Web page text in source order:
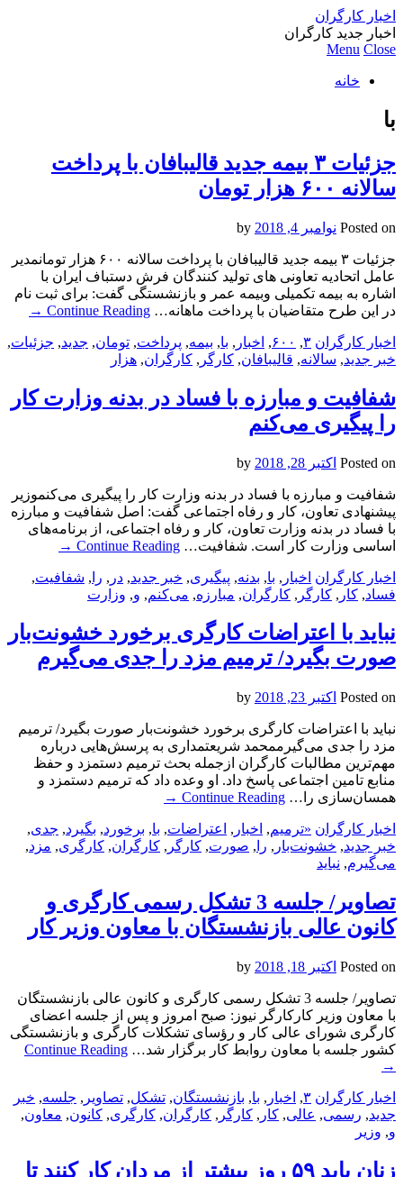
اخبار کارگران
اخبار جدید کارگران
Menu Close
خانه
با
جزئیات ۳ بیمه جدید قالیبافان با پرداخت
سالانه ۶۰۰ هزار تومان
Posted on نوامبر 4, 2018
جزئیات ۳ بیمه جدید قالیبافان با پرداخت سالانه ۶۰۰ هزار تومانمدیر
عامل اتحادیه تعاونی های تولید کنندگان فرش دستباف ایران با
اشاره به بیمه تکمیلی وبیمه عمر و بازنشستگی گفت: برای ثبت نام
در این طرح متقاضیان با پرداخت ماهانه… Continue Reading
→
اخبار کارگران ۳, ۶۰۰, اخبار , با, بیمه, پرداخت, تومان, جدید, جزئیات,
خبر جدید, سالانه, قالیبافان, کارگر , کارگران, هزار
شفافیت و مبارزه با فساد در بدنه وزارت کار
را پیگیری می‌کنم
Posted on اکتبر 28, 2018
شفافیت و مبارزه با فساد در بدنه وزارت کار را پیگیری می‌کنموزیر
پیشنهادی تعاون، کار و رفاه اجتماعی گفت: اصل شفافیت و مبارزه
با فساد در بدنه وزارت تعاون، کار و رفاه اجتماعی، از برنامه‌های
اساسی وزارت کار است. شفافیت… Continue Reading
→
اخبار کارگران اخبار , با, بدنه, پیگیری, خبر جدید, در , را , شفافیت,
فساد, کار , کارگر , کارگران, مبارزه, می‌کنم, و, وزارت
نباید با اعتراضات کارگری برخورد خشونت‌بار
صورت بگیرد/ ترمیم مزد را جدی می‌گیرم
Posted on اکتبر 23, 2018
نباید با اعتراضات کارگری برخورد خشونت‌بار صورت بگیرد/ ترمیم
مزد را جدی می‌گیرممحمد شریعتمداری به پرسش‌هایی درباره
مهم‌ترین مطالبات کارگران ازجمله بحث ترمیم دستمزد و حفظ
منابع تامین اجتماعی پاسخ داد. او وعده داد که ترمیم دستمزد و
همسان‌سازی را… Continue Reading
→
اخبار کارگران «ترمیم, اخبار , اعتراضات, با, برخورد, بگیرد, جدی,
خبر جدید, خشونت‌بار , را , صورت, کارگر , کارگران, کارگری, مزد,
می‌گیرم, نباید
تصاویر/ جلسه 3 تشکل رسمی کارگری و
کانون عالی بازنشستگان با معاون وزیر کار
Posted on اکتبر 18, 2018
تصاویر/ جلسه 3 تشکل رسمی کارگری و کانون عالی بازنشستگان
با معاون وزیر کارکارگر نیوز: صبح امروز و پس از جلسه اعضای
کارگری شورای عالی کار و رؤسای تشکلات کارگری و بازنشستگی
کشور جلسه با معاون روابط کار برگزار شد… Continue Reading
→
اخبار کارگران ۳, اخبار , با, بازنشستگان, تشکل, تصاویر , جلسه, خبر
جدید, رسمی, عالی, کار , کارگر , کارگران, کارگری, کانون, معاون,
و, وزیر
زنان باید ۵۹ روز بیشتر از مردان کار کنند تا